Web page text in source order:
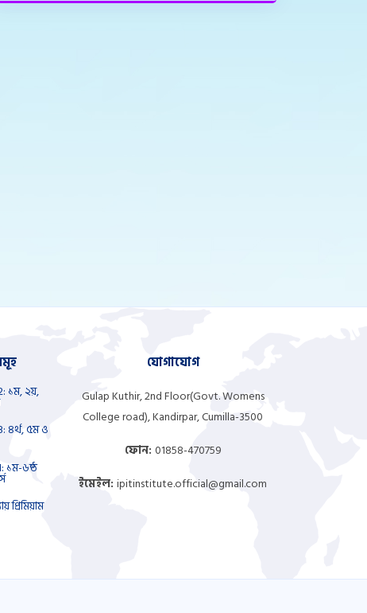
১ম, ২য়,
৪র্থ, ৫ম ও
১ম-৬ষ্ঠ
প্রিমিয়াম
যোগাযোগ
Gulap Kuthir, 2nd Floor(Govt. Womens
College road), Kandirpar, Cumilla-3500
ফোন: 01858-470759
ইমেইল: ipitinstitute.official@gmail.com